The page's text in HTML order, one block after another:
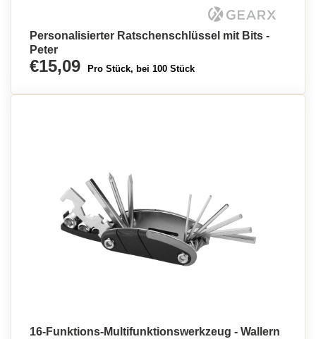
Personalisierter Ratschenschlüssel mit Bits -
Peter
€15,09 Pro Stück, bei 100 Stück
16-Funktions-Multifunktionswerkzeug - Wallern